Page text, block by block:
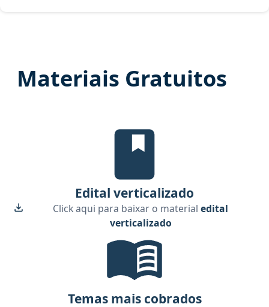
Materiais Gratuitos
Edital verticalizado, material
Edital verticalizado
Click aqui para baixar o materialedital
verticalizado
Temas mais cobrados